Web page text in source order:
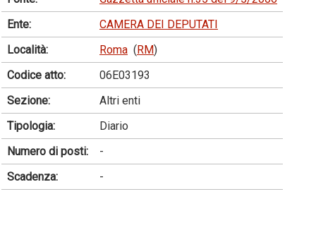
Ente:
CAMERA DEI DEPUTATI
Località:
Roma (RM)
Codice atto:
06E03193
Sezione:
Altri enti
Tipologia:
Diario
Numero di posti:
-
Scadenza:
-